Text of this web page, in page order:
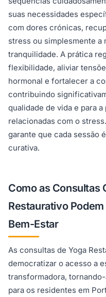
suas necessidades
com dores crónicas,
stress ou simplesmente
tranquilidade. A prática
flexibilidade, aliviar
hormonal e fortalecer a
contribuindo
qualidade de vida e para
relacionadas com o
garante que cada sessão
curativa.
Como as Consultas
Restaurativo
Bem-Estar
As consultas de Yoga
democratizar o acesso a
transformadora,
para os residentes em